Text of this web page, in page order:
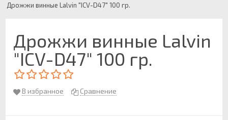
Дрожжи винные Lalvin "ICV-D47" 100 гр.
Дрожжи винные Lalvin
"ICV-D47" 100 гр.
В избранное Сравнение